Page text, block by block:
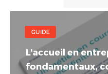
GUIDE
L'accueil en
fondamentaux,